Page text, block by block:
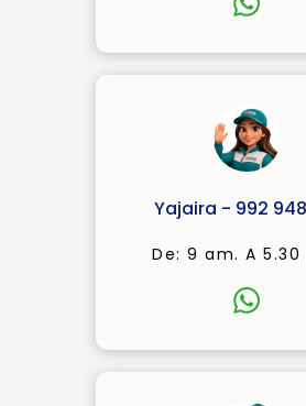
Yajaira - 992 948
De: 9 am. A 5.30